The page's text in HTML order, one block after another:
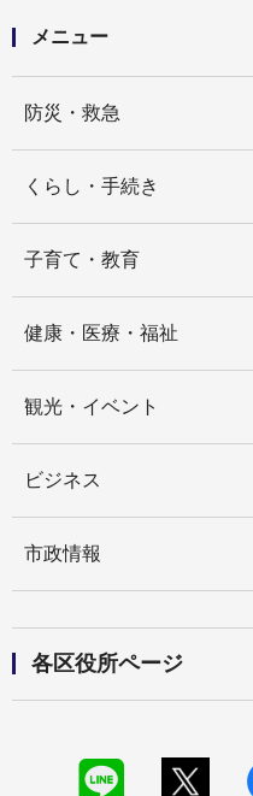
メニュー
防災・救急
くらし・手続き
子育て・教育
健康・医療・福祉
観光・イベント
ビジネス
市政情報
各区役所ページ